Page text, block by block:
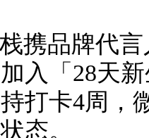
携品牌代
入「28天
打卡4周，
态。